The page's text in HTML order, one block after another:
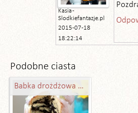
Kasia -
Slodkiefantazje.pl
2015-07-18
18:22:14
Podobne ciasta
Babka drożdżowa z masą makową i Amaretto